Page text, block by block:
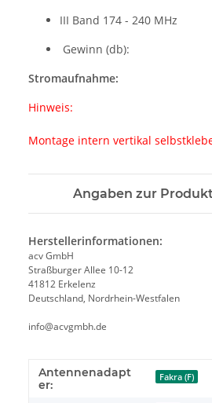
III Band 174 - 240 MHz
Gewinn (db):
Stromaufnahme:
Hinweis:
Montage intern vertikal
Angaben zur
Herstellerinformationen:
acv GmbH
Straßburger Allee 10-12
41812 Erkelenz
Deutschland, Nordrhein-Westfalen
info@acvgmbh.de
Antennenadapt
er:
Fakra (F)